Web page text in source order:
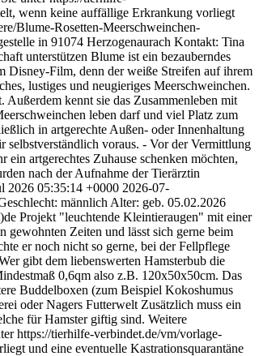
wenn keine auffällige Erkrankung vorliegt
Blume-Rosetten-Meerschweinchen-
in 91074 Herzogenaurach Kontakt: Tina
unterstützen Blume ist ein bezauberndes
Disney-Film, denn der weiße Streifen auf ihrem
lustiges und neugieriges Meerschweinchen.
kennt sie das Zusammenleben mit
leben darf und viel Platz zum
in artgerechte Außen- oder Innenhaltung
selbstverständlich voraus. - Vor der Vermittlung
artgerechtes Zuhause schenken möchten,
nach der Aufnahme der Tierärztin
2026 05:35:14 +0000 2026-07-
männlich Alter: geb. 05.02.2026
Projekt "leuchtende Kleintieraugen" mit einer
gewohnten Zeiten und lässt sich gerne beim
er noch nicht so gerne, bei der Fellpflege
gibt dem liebenswerten Hamsterbub die
0,6qm also z.B. 120x50x50cm. Das
Buddelboxen (zum Beispiel Kokoshumus
oder Nagers Futterwelt Zusätzlich muss ein
für Hamster giftig sind. Weitere
https://tierhilfe-verbindet.de/vm/vorlage-
und eine eventuelle Kastrationsquarantäne